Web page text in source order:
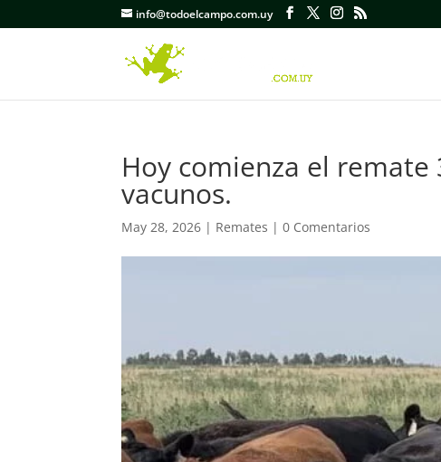
info@todoelcampo.com.uy
Hoy comienza el remate
vacunos.
May 28, 2026 | Remates |0 Comentarios